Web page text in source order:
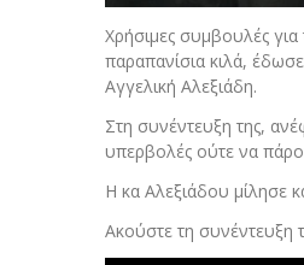
Χρήσιμες συμβουλές
παραπανίσια κιλά,
Αγγελική Αλεξιάδη.
Στη συνέντευξη της,
υπερβολές ούτε να
Η κα Αλεξιάδου μίλησε
Ακούστε τη συνέντευξη